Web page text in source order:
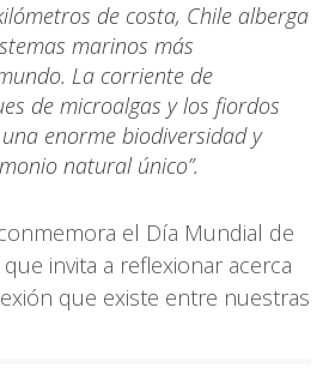
de costa, Chile alberga
marinos más
La corriente de
de microalgas y los fiordos
enorme biodiversidad y
natural único”.
el Día Mundial de
invita a reflexionar acerca
que existe entre nuestras